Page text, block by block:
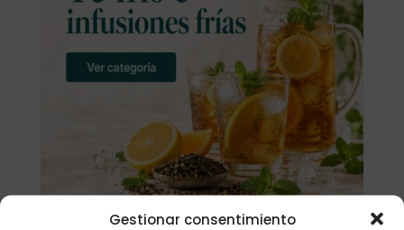
Gestionar consentimiento